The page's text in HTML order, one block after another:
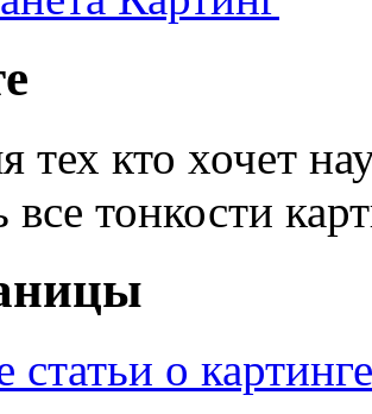
тех кто хочет
все тонкости
статьи o картинге